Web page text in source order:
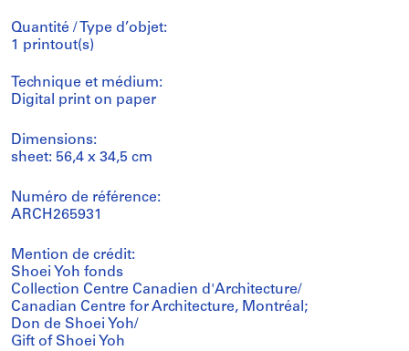
Quantité / Type d’objet:
1 printout(s)
Technique et médium:
Digital print on paper
Dimensions:
sheet: 56,4 x 34,5 cm
Numéro de référence:
ARCH265931
Mention de crédit:
Shoei Yoh fonds
Collection Centre Canadien d'Architecture/
Canadian Centre for Architecture, Montréal;
Don de Shoei Yoh/
Gift of Shoei Yoh